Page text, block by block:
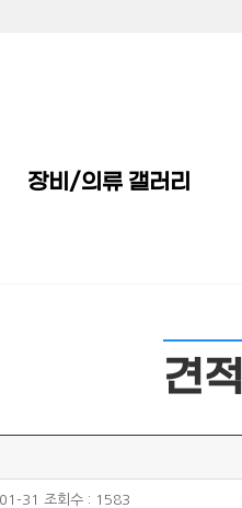
장비/의류 갤러리
견적
31 조회수 : 1583